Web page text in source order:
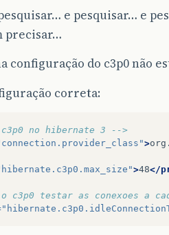
e pesquisar… e
precisar…
configuração do c3p0 não
correta:
no hibernate 3 -->
>
>48</
testar as conexoes a